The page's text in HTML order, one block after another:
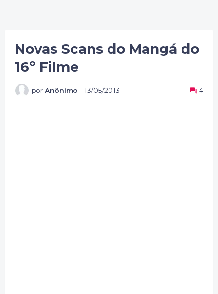
Novas Scans do Mangá do
16º Filme
por Anônimo - 13/05/2013 4